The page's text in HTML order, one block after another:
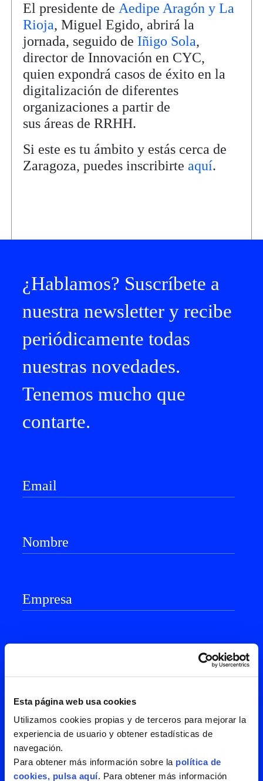
Esta página web usa cookies
Utilizamos cookies propias y de terceros para mejorar la
experiencia de usuario y obtener estadísticas de
navegación.
Para obtener más información sobre la política de
cookies, pulsa aquí. Para obtener más información
El presidente deAedipe Aragón y La
Rioja, Miguel Egido, abrirá la
jornada, seguido de Iñigo Sola,
director de Innovación en CYC,
quien expondrá casos de éxito en la
digitalización de diferentes
organizaciones a partir de
sus áreas de RRHH.
Si este es tu ámbito y estás cerca de
Zaragoza, puedes inscribirte aquí.
¿Hablamos? Suscríbete a
nuestra newsletter y recibe
periódicamente todas
nuestras novedades.
Tenemos mucho que
contarte.
política de